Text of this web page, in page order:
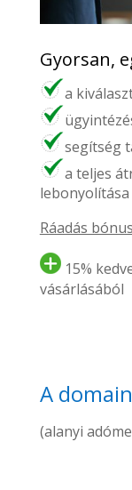
Gyorsan,
a
segítség
a teljes
lebonyolítása
Ráadás
15%
vásárlásából
A
(alanyi